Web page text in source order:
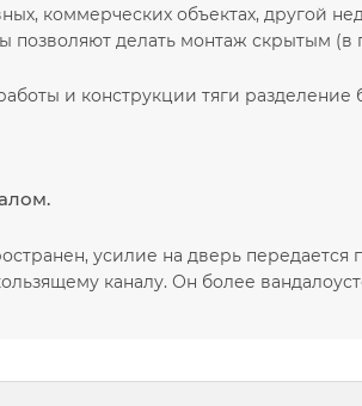
коммерческих объектах, другой
позволяют делать монтаж скрытым (в
и конструкции тяги разделение
усилие на дверь
каналу. Он более